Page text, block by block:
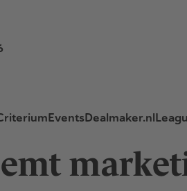
EventsDealmaker.nl